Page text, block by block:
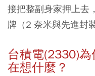
接把整副身家押上去
牌（2 奈米與先進封
台積電(2330)
在想什麼？